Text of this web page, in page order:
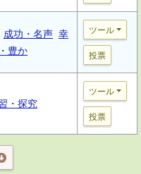
成功・名声 幸
豊か
ツール
投票
・探究
ツール
投票